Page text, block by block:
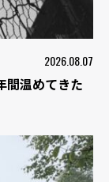
2026.08.07
温めてきた